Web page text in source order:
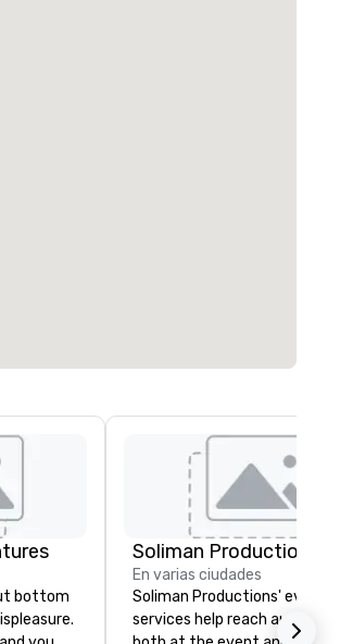
Soliman Productions
En varias ciudades
Soliman Productions' event
services help reach